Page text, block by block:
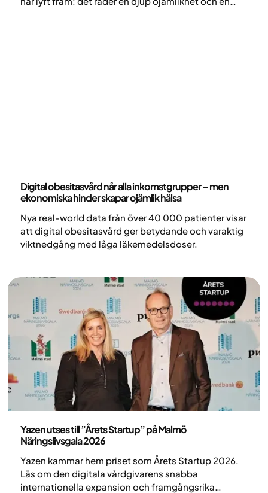
Digital obesitasvård når alla inkomstgrupper – men
ekonomiska hinder skapar ojämlik hälsa
Nya real-world data från över 40 000 patienter visar
att digital obesitasvård ger betydande och varaktig
viktnedgång med låga läkemedelsdoser.
Yazen utses till ”Årets Startup” på Malmö
Näringslivsgala 2026
Yazen kammar hem priset som Årets Startup 2026.
Läs om den digitala vårdgivarens snabba
internationella expansion och framgångsrika